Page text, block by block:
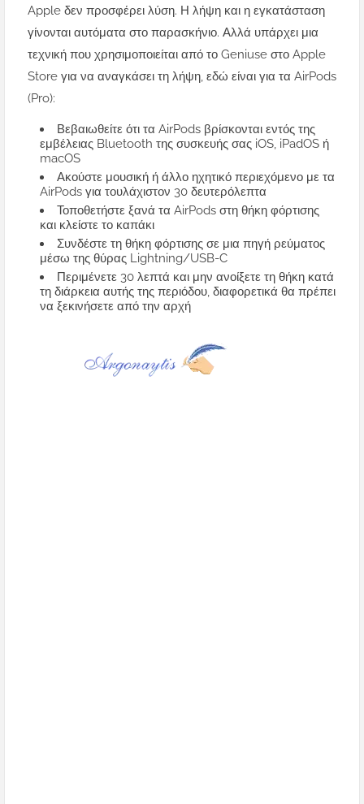
Apple δεν προσφέρει λύση. Η λήψη και η εγκατάσταση
γίνονται αυτόματα στο παρασκήνιο. Αλλά υπάρχει μια
τεχνική που χρησιμοποιείται από το Geniuse στο Apple
Store για να αναγκάσει τη λήψη, εδώ είναι για τα AirPods
(Pro):
Βεβαιωθείτε ότι τα AirPods βρίσκονται εντός της
εμβέλειας Bluetooth της συσκευής σας iOS, iPadOS ή
macOS
Ακούστε μουσική ή άλλο ηχητικό περιεχόμενο με τα
AirPods για τουλάχιστον 30 δευτερόλεπτα
Τοποθετήστε ξανά τα AirPods στη θήκη φόρτισης
και κλείστε το καπάκι
Συνδέστε τη θήκη φόρτισης σε μια πηγή ρεύματος
μέσω της θύρας Lightning/USB-C
Περιμένετε 30 λεπτά και μην ανοίξετε τη θήκη κατά
τη διάρκεια αυτής της περιόδου, διαφορετικά θα πρέπει
να ξεκινήσετε από την αρχή